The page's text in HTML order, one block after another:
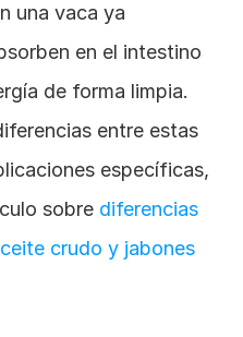
una vaca ya
en el intestino
de forma limpia.
entre estas
específicas,
sobre diferencias
crudo y jabones